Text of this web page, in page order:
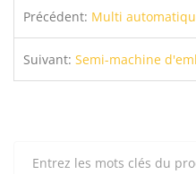
Précédent: Multi automatique-
Suivant: Semi-machine